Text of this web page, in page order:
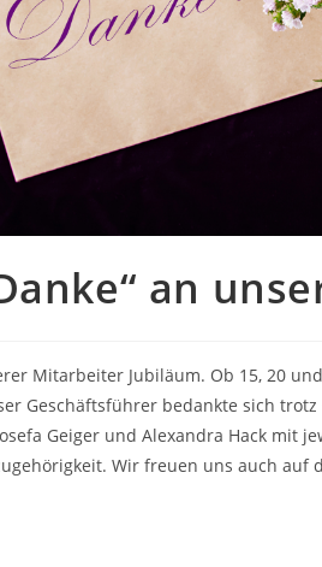
an
Mitarbeiter Jubiläum. Ob 15, 20
Geschäftsführer bedankte sich
Geiger und Alexandra Hack mit
Wir freuen uns auch